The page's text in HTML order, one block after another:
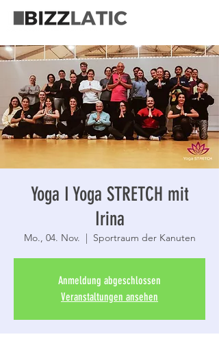
Yoga I Yoga STRETCH mit
Irina
Mo., 04. Nov.
  |
Sportraum der Kanuten
Anmeldung abgeschlossen
Veranstaltungen ansehen